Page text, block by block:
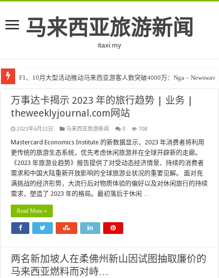
马来西亚旅游新闻
itaxi.my
F1、10月大型活动推动马来西亚游客人数突破4000万：Nga – Newswav
万事达卡揭示 2023 年的旅行趋势 | 业务 |
theweeklyjournal.com网站
2023年6月22日 马来西亚旅游新闻 0 708
Mastercard Economics Institute 的新数据显示，2023 年消费者将利用
更传统的旅游生态系统，优先考虑休闲旅游并在全球开辟新的走廊。
《2023 年旅游业趋势》报告提供了对受动态经济情景、持续的消费者
需求和中国大陆重新开放影响的全球旅游业状况的重要见解。 面对充
满挑战的经济形势，大流行后对物质体验的偏好以及对休闲旅行的持续
需求，塑造了 2023 年的格局。最初落后于休闲 …
Read More »
两名新加坡人在柔佛州新山因试图抽取廉价的
马来西亚燃料而对峙…